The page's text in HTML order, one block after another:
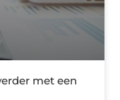
met een